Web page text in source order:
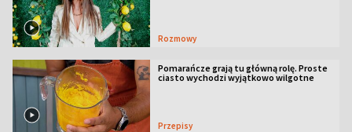
Rozmowy
Pomarańcze grają tu główną rolę. Proste
ciasto wychodzi wyjątkowo wilgotne
Przepisy